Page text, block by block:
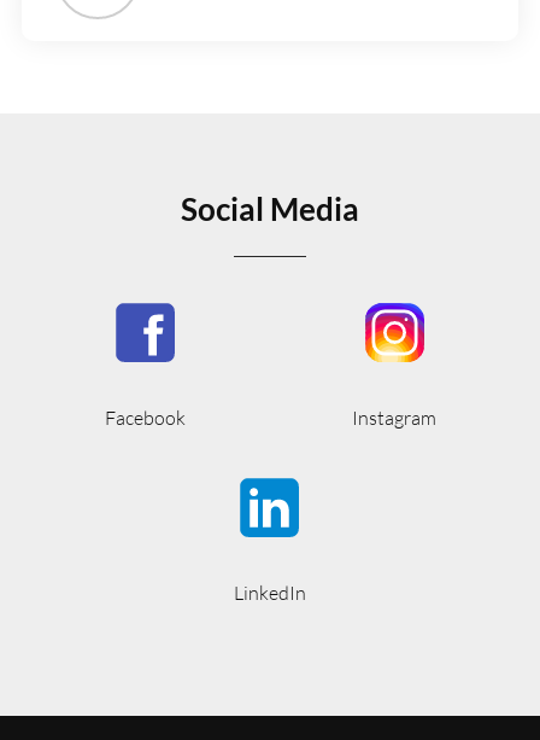
Social Media
Facebook Instagram
LinkedIn